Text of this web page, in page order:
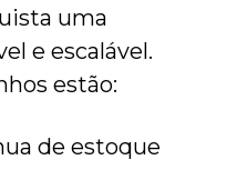
uma
e escalável.
estão:
de estoque